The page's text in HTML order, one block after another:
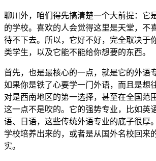
聊川外，咱们得先搞清楚一个大前提：它
的学校。喜欢的人会觉得这里是天堂，不
待不下去。所以，它好不好，完全取决于
类学生，以及它能不能给你想要的东西。
首先，也是最核心的一点，就是它的外语
如果你是铁了心要学一门外语，而且是想
对是西南地区的第一选择，甚至在全国范
这一点不是吹的。它的强势专业，比如英
语、日语，这些传统外语专业的底子很厚
学校培养出来的，或者是从国外名校回来
实。